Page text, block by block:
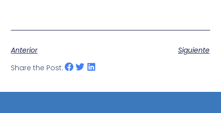
Anterior
Siguiente
Share the Post: